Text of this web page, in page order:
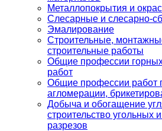
Металлопокрытия и
Слесарные и слесарно-
Эмалирование
Строительные,
строительные работы
Общие профессии
работ
Общие профессии работ
агломерации,
Добыча и обогащение
строительство угольных
разрезов